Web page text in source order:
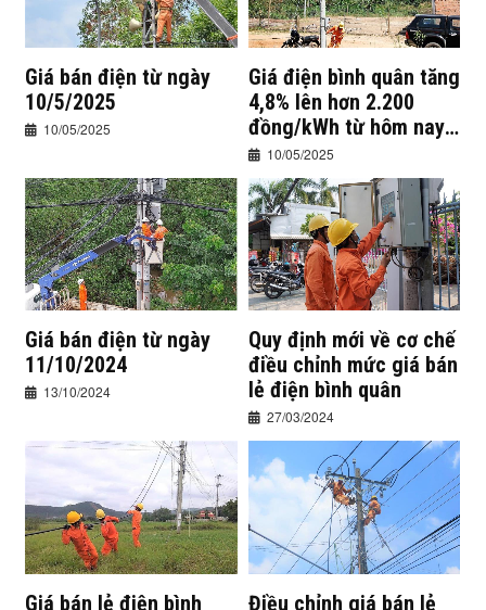
Giá bán điện từ ngày
10/5/2025
10/05/2025
Giá điện bình quân tăng
4,8% lên hơn 2.200
đồng/kWh từ hôm nay
10/5/2025
10/05/2025
Giá bán điện từ ngày
11/10/2024
13/10/2024
Quy định mới về cơ chế
điều chỉnh mức giá bán
lẻ điện bình quân
27/03/2024
Giá bán lẻ điện bình Điều chỉnh giá bán lẻ